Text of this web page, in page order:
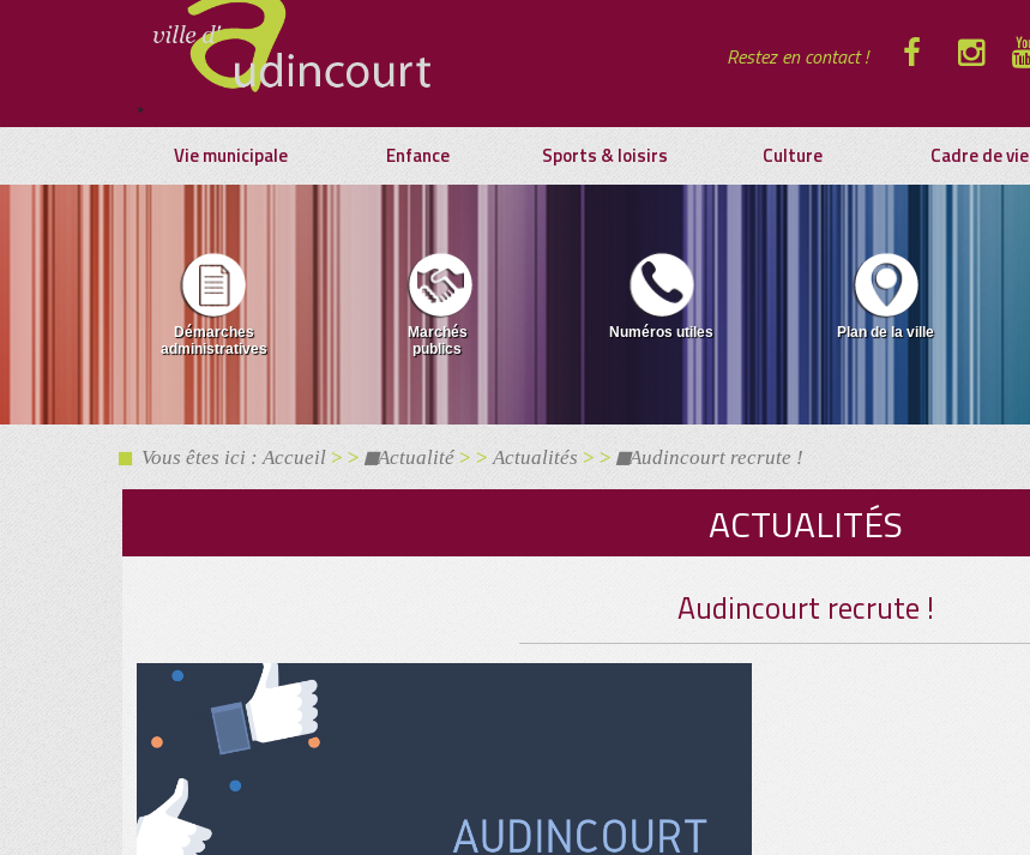
Restez en contact !
*
Vie municipale Enfance Sports & loisirs Culture Cadre de vie
Démarches
administratives
Marchés
publics
Numéros utiles Plan de la ville
Vous êtes ici : Accueil > > Actualité > >Actualités > > Audincourt recrute !
ACTUALITÉS
Audincourt recrute !